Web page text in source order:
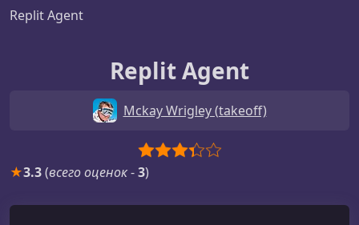
Replit Agent
Replit Agent
Mckay Wrigley (takeoff)
★3.3(всего оценок-3)